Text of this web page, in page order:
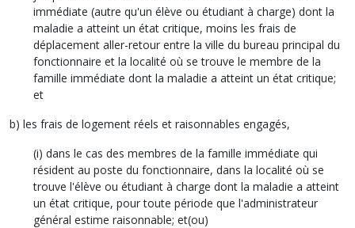
immédiate (autre qu'un élève ou étudiant à charge) dont la
maladie a atteint un état critique, moins les frais de
déplacement aller-retour entre la ville du bureau principal du
fonctionnaire et la localité où se trouve le membre de la
famille immédiate dont la maladie a atteint un état critique;
et
b) les frais de logement réels et raisonnables engagés,
(i) dans le cas des membres de la famille immédiate qui
résident au poste du fonctionnaire, dans la localité où se
trouve l'élève ou étudiant à charge dont la maladie a atteint
un état critique, pour toute période que l'administrateur
général estime raisonnable; et(ou)